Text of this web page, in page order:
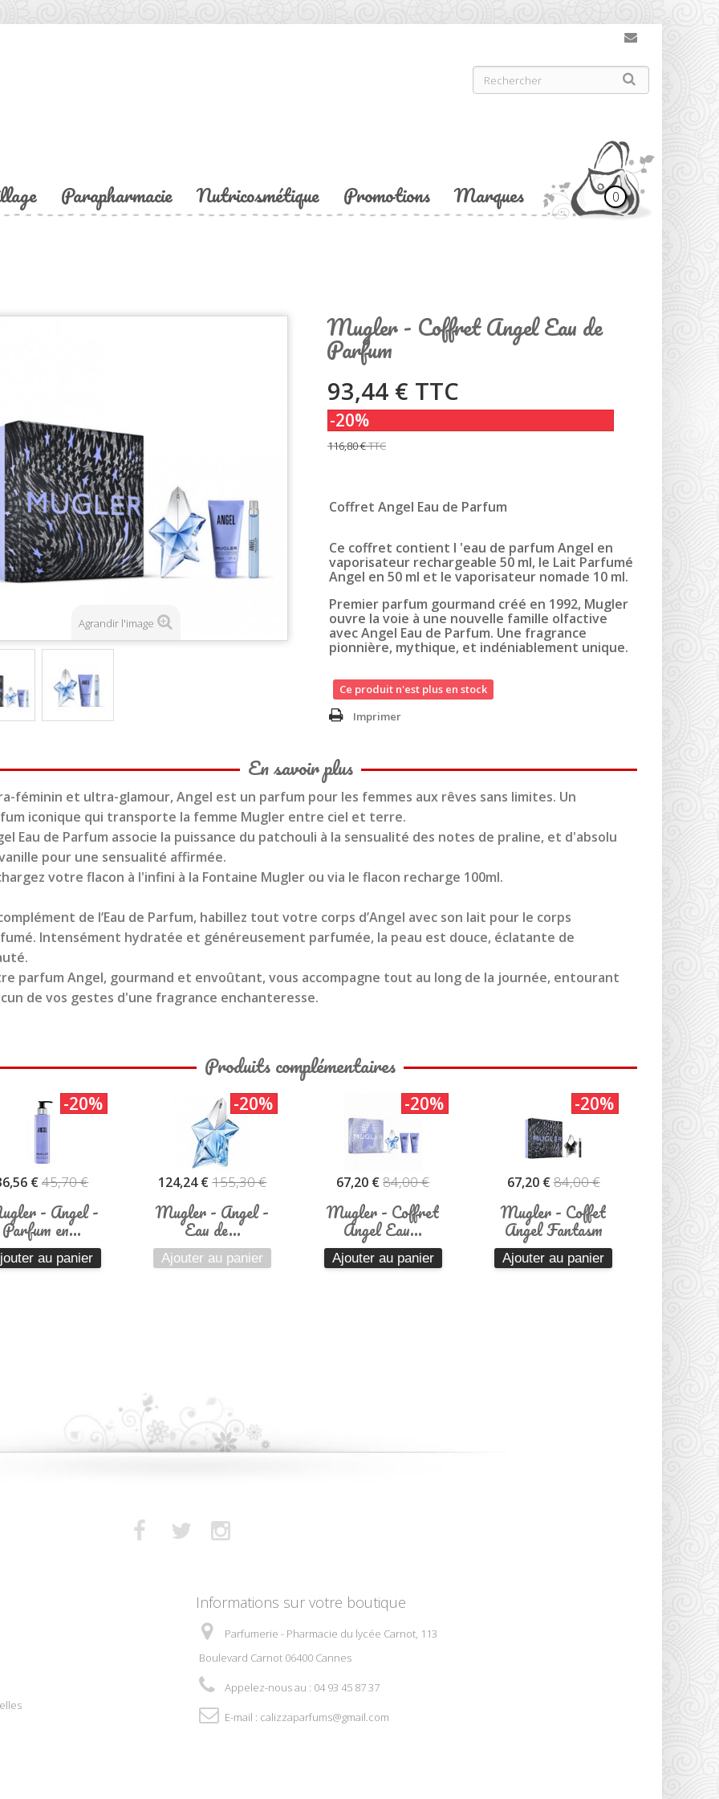
0
Parapharmacie Nutricosmétique Promotions Marques
Agrandir l'image
Mugler - Coffret Angel Eau de
Parfum
93,44 € TTC
-20%
116,80 €TTC
Coffret Angel Eau de Parfum
Ce coffret contient l 'eau de parfum Angel en
vaporisateur rechargeable 50 ml, le Lait Parfumé
Angel en 50 ml et le vaporisateur nomade 10 ml.
Premier parfum gourmand créé en 1992, Mugler
ouvre la voie à une nouvelle famille olfactive
avec Angel Eau de Parfum. Une fragrance
pionnière, mythique, et indéniablement unique.
Ce produit n'est plus en stock
Imprimer
En savoir plus
féminin et ultra-glamour, Angel est un parfum pour les femmes aux rêves sans limites. Un
iconique qui transporte la femme Mugler entre ciel et terre.
Eau de Parfum associe la puissance du patchouli à la sensualité des notes de praline, et d'absolu
pour une sensualité affirmée.
votre flacon à l'infini à la Fontaine Mugler ou via le flacon recharge 100ml.
de l’Eau de Parfum, habillez tout votre corps d’Angel avec son lait pour le corps
Intensément hydratée et généreusement parfumée, la peau est douce, éclatante de
parfum Angel, gourmand et envoûtant, vous accompagne tout au long de la journée, entourant
de vos gestes d'une fragrance enchanteresse.
Produits complémentaires
€45,70 €
-20%
- Angel -
Parfum en...
au panier
124,24 €155,30 €
-20%
Mugler - Angel -
Eau de...
Ajouter au panier
67,20 €84,00 €
-20%
Mugler - Coffret
Angel Eau...
Ajouter au panier
67,20 €84,00 €
-20%
Mugler - Coffet
Angel Fantasm
Ajouter au panier
Informations sur votre boutique
Parfumerie - Pharmacie du lycée Carnot, 113
Boulevard Carnot 06400 Cannes
Appelez-nous au : 04 93 45 87 37
E-mail : calizzaparfums@gmail.com